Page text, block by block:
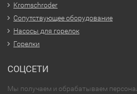
Kromschroder
Сопутствующее оборудование
Насосы для горелок
Горелки
СОЦСЕТИ
Мы получаем и обрабатываем